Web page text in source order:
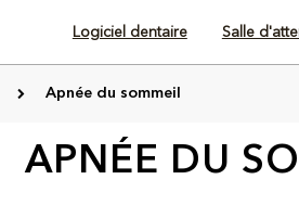
Logiciel dentaire Salle
Apnée du sommeil
APNÉE DU